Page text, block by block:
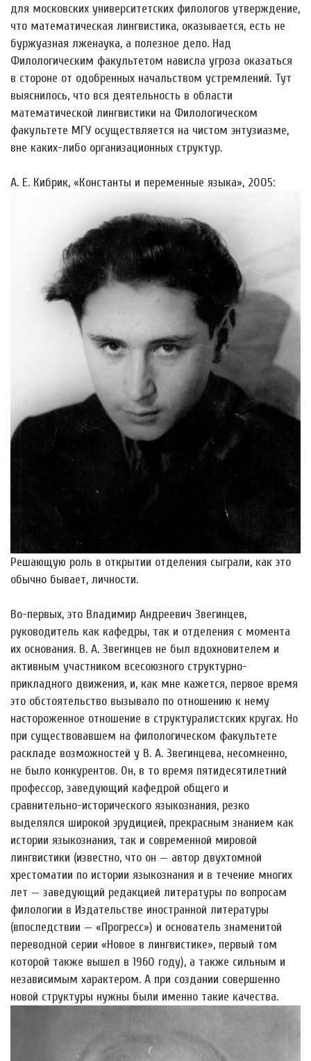
для московских университетских филологов утверждение,
что математическая лингвистика, оказывается, есть не
буржуазная лженаука, а полезное дело. Над
Филологическим факультетом нависла угроза оказаться
в стороне от одобренных начальством устремлений. Тут
выяснилось, что вся деятельность в области
математической лингвистики на Филологическом
факультете МГУ осуществляется на чистом энтузиазме,
вне каких-либо организационных структур.
А. Е. Кибрик, «Константы и переменные языка», 2005:
Решающую роль в открытии отделения сыграли, как это
обычно бывает, личности.
Во-первых, это Владимир Андреевич Звегинцев,
руководитель как кафедры, так и отделения с момента
их основания. В. А. Звегинцев не был вдохновителем и
активным участником всесоюзного структурно-
прикладного движения, и, как мне кажется, первое время
это обстоятельство вызывало по отношению к нему
настороженное отношение в структуралистских кругах. Но
при существовавшем на филологическом факультете
раскладе возможностей у В. А. Звегинцева, несомненно,
не было конкурентов. Он, в то время пятидесятилетний
профессор, заведующий кафедрой общего и
сравнительно-исторического языкознания, резко
выделялся широкой эрудицией, прекрасным знанием как
истории языкознания, так и современной мировой
лингвистики (известно, что он — автор двухтомной
хрестоматии по истории языкознания и в течение многих
лет — заведующий редакцией литературы по вопросам
филологии в Издательстве иностранной литературы
(впоследствии — «Прогресс») и основатель знаменитой
переводной серии «Новое в лингвистике», первый том
которой также вышел в 1960 году), а также сильным и
независимым характером. А при создании совершенно
новой структуры нужны были именно такие качества.